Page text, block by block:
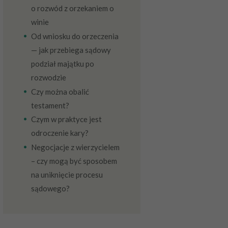
o rozwód z orzekaniem o
winie
Od wniosku do orzeczenia
— jak przebiega sądowy
podział majątku po
rozwodzie
Czy można obalić
testament?
Czym w praktyce jest
odroczenie kary?
Negocjacje z wierzycielem
– czy mogą być sposobem
na uniknięcie procesu
sądowego?